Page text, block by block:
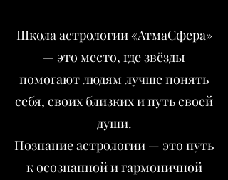
Школа астрологии «АтмаСфера»
— это место, где звёзды
помогают людям лучше понять
себя, своих близких и путь своей
души.
Познание астрологии — это путь
к осознанной и гармоничной